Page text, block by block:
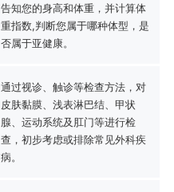
告知您的身高和体重，并计算体
重指数,判断您属于哪种体型，是
否属于亚健康。
通过视诊、触诊等检查方法，对
皮肤黏膜、浅表淋巴结、甲状
腺、运动系统及肛门等进行检
查，初步考虑或排除常见外科疾
病。